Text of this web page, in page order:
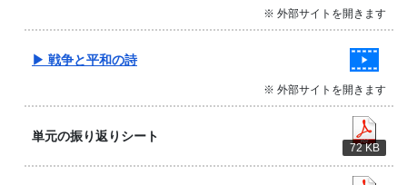
※ 外部サイトを開きます
▶ 戦争と平和の詩
※ 外部サイトを開きます
単元の振り返りシート
72 KB